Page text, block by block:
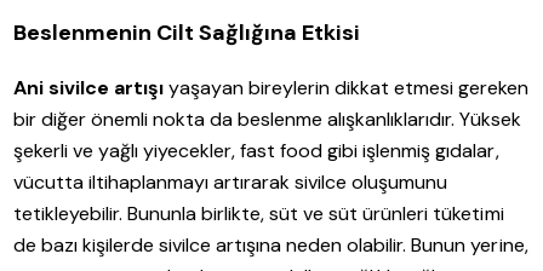
Beslenmenin Cilt Sağlığına Etkisi
Ani sivilce artışıyaşayan bireylerin dikkat etmesi gereken
bir diğer önemli nokta da beslenme alışkanlıklarıdır. Yüksek
şekerli ve yağlı yiyecekler, fast food gibi işlenmiş gıdalar,
vücutta iltihaplanmayı artırarak sivilce oluşumunu
tetikleyebilir. Bununla birlikte, süt ve süt ürünleri tüketimi
de bazı kişilerde sivilce artışına neden olabilir. Bunun yerine,